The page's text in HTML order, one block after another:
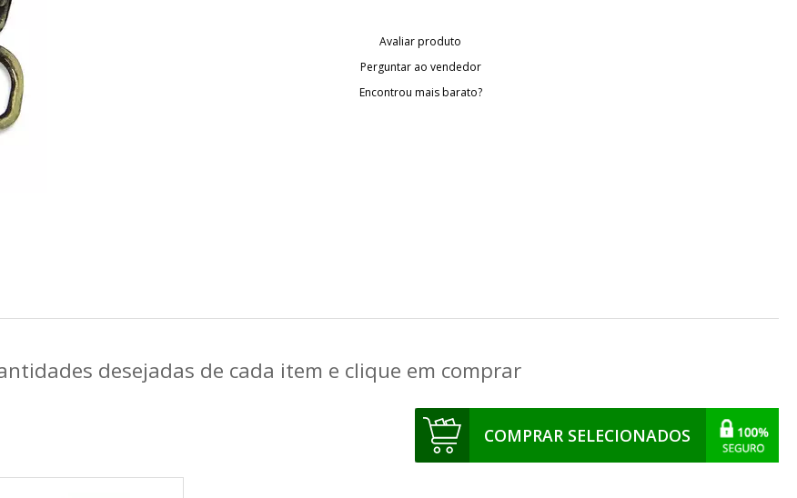
Avaliar produto
Perguntar ao vendedor
Encontrou mais barato?
desejadas de cada item e clique em comprar
COMPRAR SELECIONADOS